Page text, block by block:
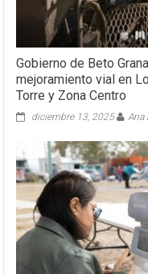
Gobierno de Beto
mejoramiento vial en
Torre y Zona Centro
diciembre 13, 2025 Ana